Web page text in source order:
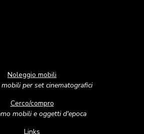
Noleggio mobili
per set cinematografici
Cerco/compro
mobili e oggetti d'epoca
Links